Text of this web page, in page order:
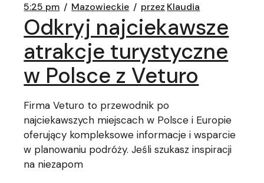
5:25 pm Mazowieckie przez Klaudia
Odkryj najciekawsze
atrakcje turystyczne
w Polsce z Veturo
Firma Veturo to przewodnik po
najciekawszych miejscach w Polsce i Europie
oferujący kompleksowe informacje i wsparcie
w planowaniu podróży. Jeśli szukasz inspiracji
na niezapom